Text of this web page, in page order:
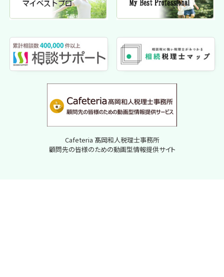
Cafeteria 髙岡和人税理士事務所
顧問先の皆様のための動画型情報提供サイト